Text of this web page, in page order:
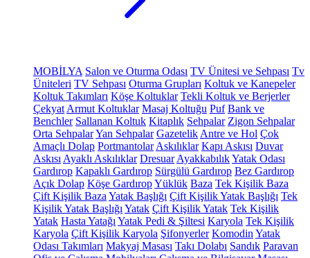
MOBİLYA Salon ve Oturma Odası TV Ünitesi ve Sehpası Tv
Üniteleri TV Sehpası Oturma Grupları Koltuk ve Kanepeler
Koltuk Takımları Köşe Koltuklar Tekli Koltuk ve Berjerler
Çekyat Armut Koltuklar Masaj Koltuğu Puf Bank ve
Benchler Sallanan Koltuk Kitaplık Sehpalar Zigon Sehpalar
Orta SehpalarYan Sehpalar Gazetelik Antre ve Hol Çok
Amaçlı Dolap Portmantolar Askılıklar Kapı Askısı Duvar
Askısı Ayaklı Askılıklar Dresuar AyakkabılıkYatak Odası
Gardırop Kapaklı Gardırop Sürgülü Gardırop Bez Gardırop
Açık Dolap Köşe GardıropYüklük Baza Tek Kişilik Baza
Çift Kişilik Baza Yatak Başlığı Çift Kişilik Yatak Başlığı Tek
Kişilik Yatak Başlığı Yatak Çift Kişilik Yatak Tek Kişilik
Yatak Hasta Yatağı Yatak Pedi & Şiltesi Karyola Tek Kişilik
Karyola Çift Kişilik Karyola Şifonyerler Komodin Yatak
Odası Takımları Makyaj Masası Takı Dolabı Sandık Paravan